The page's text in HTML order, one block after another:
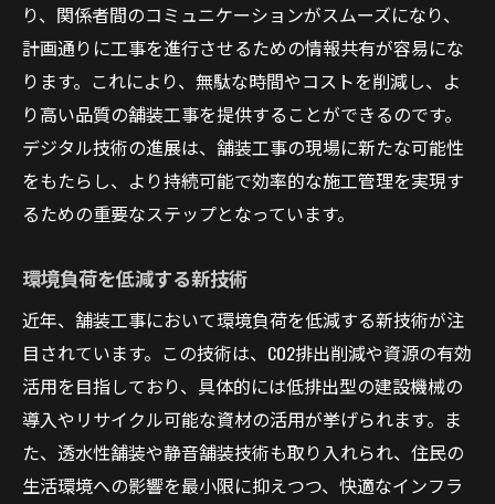
り、関係者間のコミュニケーションがスムーズになり、
計画通りに工事を進行させるための情報共有が容易にな
ります。これにより、無駄な時間やコストを削減し、よ
り高い品質の舗装工事を提供することができるのです。
デジタル技術の進展は、舗装工事の現場に新たな可能性
をもたらし、より持続可能で効率的な施工管理を実現す
るための重要なステップとなっています。
環境負荷を低減する新技術
近年、舗装工事において環境負荷を低減する新技術が注
目されています。この技術は、CO2排出削減や資源の有効
活用を目指しており、具体的には低排出型の建設機械の
導入やリサイクル可能な資材の活用が挙げられます。ま
た、透水性舗装や静音舗装技術も取り入れられ、住民の
生活環境への影響を最小限に抑えつつ、快適なインフラ